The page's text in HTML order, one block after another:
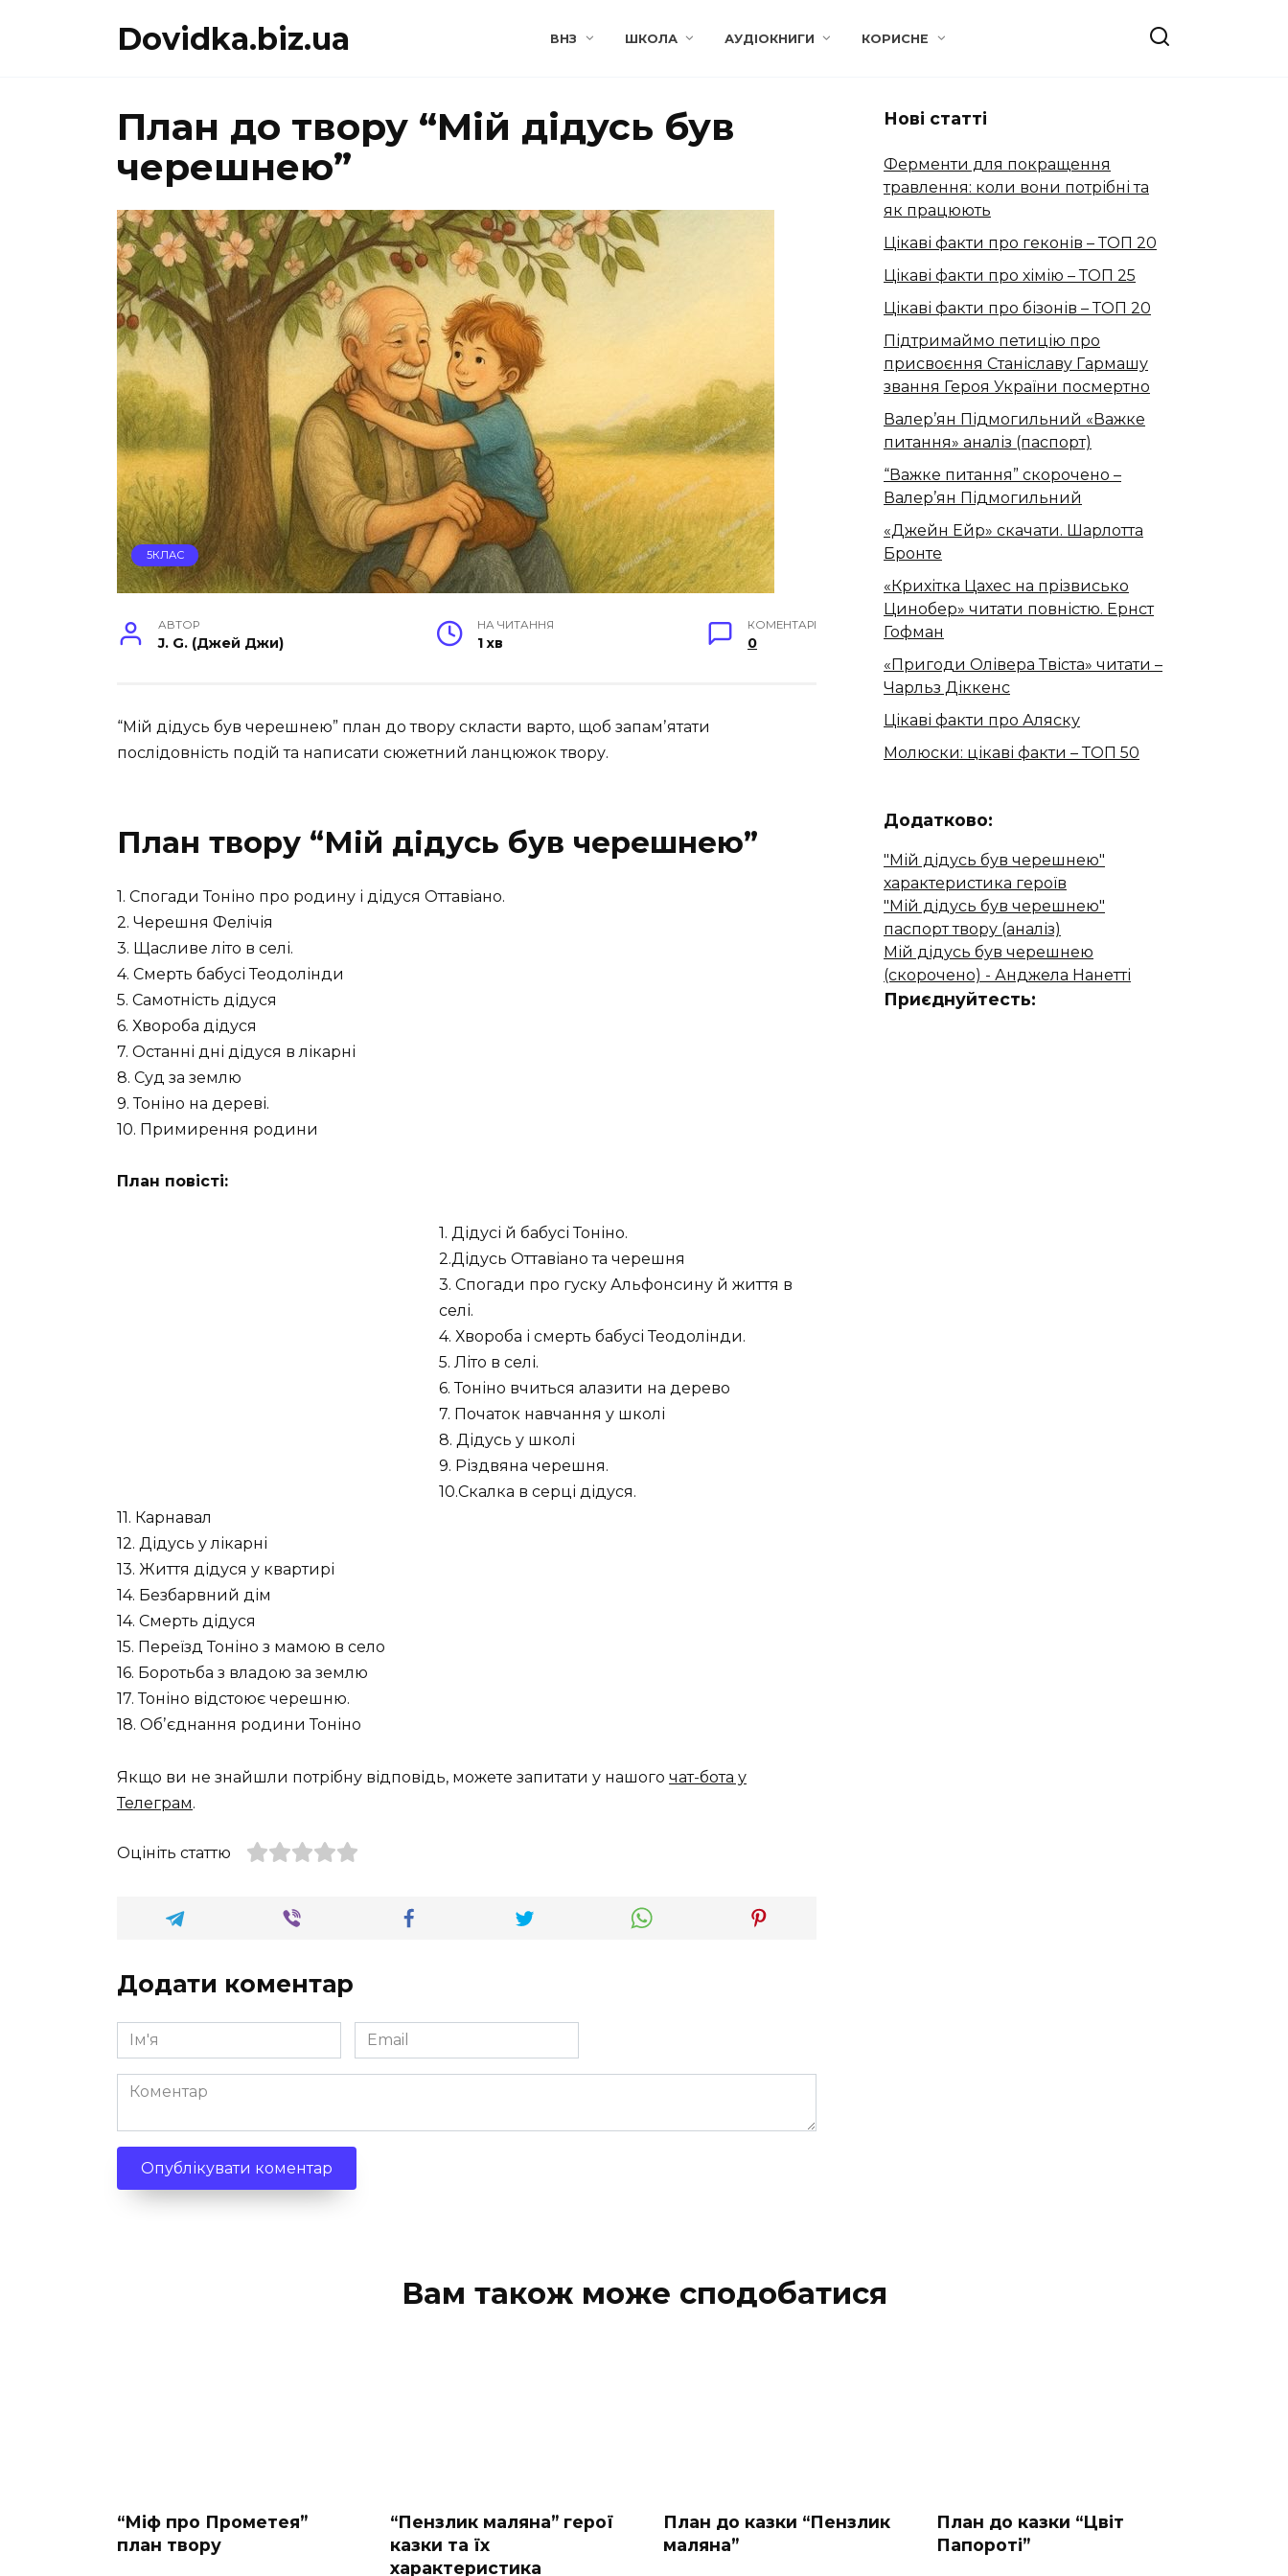
Dovidka.biz.ua ВНЗ ШКОЛА АУДІОКНИГИ КОРИСНЕ
План до твору “Мій дідусь був
черешнею”
5КЛАС
АВТОР
J. G. (Джей Джи)
НА ЧИТАННЯ
1 хв
КОМЕНТАРІ
0
“Мій дідусь був черешнею” план до твору скласти варто, щоб запамʼятати
послідовність подій та написати сюжетний ланцюжок твору.
План твору “Мій дідусь був черешнею”
1. Спогади Тоніно про родину і дідуся Оттавіано.
2. Черешня Фелічія
3. Щасливе літо в селі.
4. Смерть бабусі Теодолінди
5. Самотність дідуся
6. Хвороба дідуся
7. Останні дні дідуся в лікарні
8. Суд за землю
9. Тоніно на дереві.
10. Примирення родини
План повісті:
1. Дідусі й бабусі Тоніно.
2.Дідусь Оттавіано та черешня
3. Спогади про гуску Альфонсину й життя в
селі.
4. Хвороба і смерть бабусі Теодолінди.
5. Літо в селі.
6. Тоніно вчиться алазити на дерево
7. Початок навчання у школі
8. Дідусь у школі
9. Різдвяна черешня.
10.Скалка в серці дідуся.
11. Карнавал
12. Дідусь у лікарні
13. Життя дідуся у квартирі
14. Безбарвний дім
14. Смерть дідуся
15. Переїзд Тоніно з мамою в село
16. Боротьба з владою за землю
17. Тоніно відстоює черешню.
18. Обʼєднання родини Тоніно
Якщо ви не знайшли потрібну відповідь, можете запитати у нашого чат-бота у
Телеграм.
Оцініть статтю
Додати коментар
Ім'я
*
Email
*
Коментар
Нові статті
Ферменти для покращення
травлення: коли вони потрібні та
як працюють
Цікаві факти про геконів – ТОП 20
Цікаві факти про хімію – ТОП 25
Цікаві факти про бізонів – ТОП 20
Підтримаймо петицію про
присвоєння Станіславу Гармашу
звання Героя України посмертно
Валер’ян Підмогильний «Важке
питання» аналіз (паспорт)
“Важке питання” скорочено –
Валер’ян Підмогильний
«Джейн Ейр» скачати. Шарлотта
Бронте
«Крихітка Цахес на прізвисько
Цинобер» читати повністю. Ернст
Гофман
«Пригоди Олівера Твіста» читати –
Чарльз Діккенс
Цікаві факти про Аляску
Молюски: цікаві факти – ТОП 50
Додатково:
"Мій дідусь був черешнею"
характеристика героїв
"Мій дідусь був черешнею"
паспорт твору (аналіз)
Мій дідусь був черешнею
(скорочено) - Анджела Нанетті
Приєднуйтесть:
Вам також може сподобатися
“Міф про Прометея”
план твору
“Пензлик маляна” герої
казки та їх
характеристика
План до казки “Пензлик
маляна”
План до казки “Цвіт
Папороті”